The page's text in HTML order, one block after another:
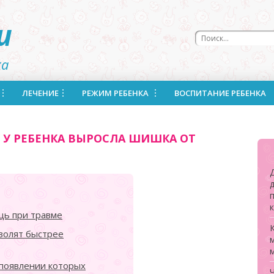
ЛЕЧЕНИЕ РЕЖИМ РЕБЕНКА ВОСПИТАНИЕ РЕБЕНКА
У РЕБЕНКА ВЫРОСЛА ШИШКА ОТ
при травме
быстрее
которых